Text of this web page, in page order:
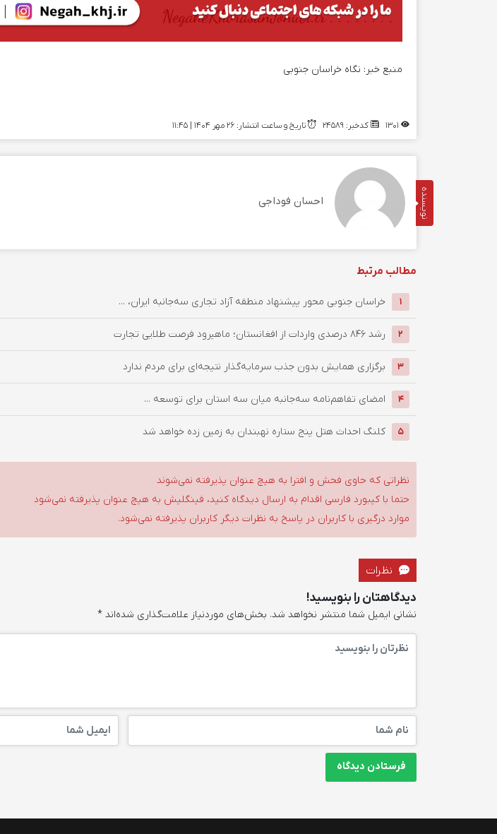
منبع خبر: نگاه خراسان جنوبی
کدخبر: 24589 تاریخ و ساعت انتشار: ۲۶ مهر ۱۴۰۴ | 11:45
نویسنده احسان فوداجی
مطالب مرتبط
1 خراسان جنوبی محور پیشنهاد منطقه آزاد تجاری سه‌جانبه ایران، ...
2 رشد 846 درصدی واردات از افغانستان؛ ماهیرود فرصت طلایی تجارت
3 برگزاری همایش بدون جذب سرمایه‌گذار نتیجه‌ای برای مردم ندارد
4 امضای تفاهم‌نامه سه‌جانبه میان سه استان برای توسعه ...
5 کلنگ احداث هتل پنج ستاره نهبندان به زمین زده خواهد شد
نظراتی که حاوی فحش و افترا به هیچ عنوان پذیرفته نمی‌شوند
حتما با کیبورد فارسی اقدام به ارسال دیدگاه کنید، فینگلیش به هیچ عنوان پذیرفته نمی‌شود
موارد درگیری با کاربران در پاسخ به نظرات دیگر کاربران پذیرفته نمی‌شود.
نظرات
دیدگاهتان را بنویسید!
نشانی ایمیل شما منتشر نخواهد شد. بخش‌های موردنیاز علامت‌گذاری شده‌اند *